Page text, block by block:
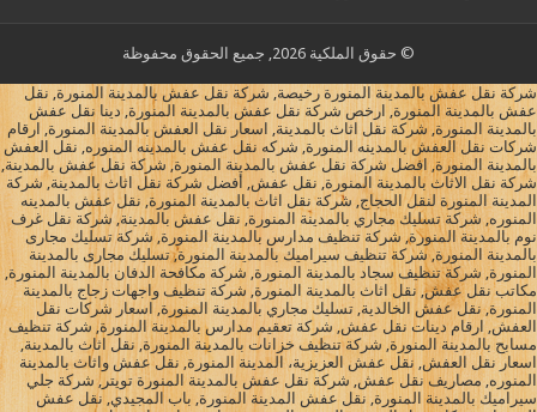
© حقوق الملكية 2026, جميع الحقوق محفوظة
شركة نقل عفش بالمدينة المنورة رخيصة, شركة نقل عفش بالمدينة المنورة, نقل
عفش بالمدينة المنورة, ارخص شركة نقل عفش بالمدينة المنورة, دينا نقل عفش
بالمدينة المنورة, شركة نقل اثاث بالمدينة, اسعار نقل العفش بالمدينة المنورة, ارقام
شركات نقل العفش بالمدينه المنورة, شركه نقل عفش بالمدينه المنوره, نقل العفش
بالمدينة المنورة, افضل شركة نقل عفش بالمدينة المنورة, شركة نقل عفش بالمدينة,
شركة نقل الاثاث بالمدينة المنورة, نقل عفش, أفضل شركة نقل اثاث بالمدينة, شركة
المدينة المنورة لنقل الحجاج, شركة نقل اثاث بالمدينة المنورة, نقل عفش بالمدينه
المنوره, شركة تسليك مجاري بالمدينة المنورة, نقل عفش بالمدينة, شركة نقل غرف
نوم بالمدينة المنورة, شركة تنظيف مدارس بالمدينة المنورة, شركة تسليك مجارى
بالمدينة المنورة, شركة تنظيف سيراميك بالمدينة المنورة, تسليك مجارى بالمدينة
المنورة, شركة تنظيف سجاد بالمدينة المنورة, شركة مكافحة الدفان بالمدينة المنورة,
مكاتب نقل عفش, نقل اثاث بالمدينة المنورة, شركة تنظيف واجهات زجاج بالمدينة
المنورة, نقل عفش الخالدية, تسليك مجاري بالمدينة المنورة, اسعار شركات نقل
العفش, ارقام دينات نقل عفش, شركة تعقيم مدارس بالمدينة المنورة, شركة تنظيف
مسابح بالمدينة المنورة, شركة تنظيف خزانات بالمدينة المنورة, نقل اثاث بالمدينة,
اسعار نقل العفش, نقل عفش العزيزية، المدينة المنورة, نقل عفش واثاث بالمدينة
المنوره, مصاريف نقل عفش, شركة نقل عفش بالمدينة المنورة تويتر, شركة جلي
سيراميك بالمدينة المنورة, نقل عفش المدينة المنورة, باب المجيدي, نقل عفش